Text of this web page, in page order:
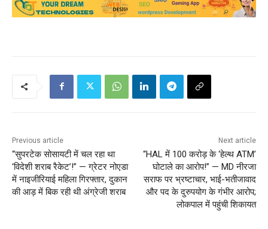
Previous article
“सुपरटेक सोसायटी में चल रहा था
‘विदेशी शराब रैकेट’!” — ग्रेटर नोएडा
में नाइजीरियाई महिला गिरफ्तार, दुकान
की आड़ में बिक रही थी अंग्रेजी शराब
Next article
“HAL में 100 करोड़ के ‘हेल्थ ATM’
घोटाले का आरोप!” — MD नीरजा
सराफ पर भ्रष्टाचार, भाई-भतीजावाद
और पद के दुरुपयोग के गंभीर आरोप;
लोकपाल में पहुंची शिकायत